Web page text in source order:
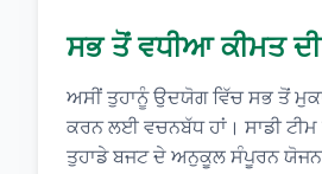
ਸਭ ਤੋਂ ਵਧੀਆ ਕੀਮਤ ਦੀ
ਅਸੀਂ ਤੁਹਾਨੂੰ ਉਦਯੋਗ ਵਿੱਚ ਸਭ ਤੋਂ
ਕਰਨ ਲਈ ਵਚਨਬੱਧ ਹਾਂ। ਸਾਡੀ ਟੀਮ
ਤੁਹਾਡੇ ਬਜਟ ਦੇ ਅਨੁਕੂਲ ਸੰਪੂਰਨ